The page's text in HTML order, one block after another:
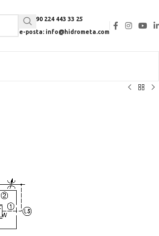
Tel: +90 224 443 33 25
e-posta: info@hidrometa.com